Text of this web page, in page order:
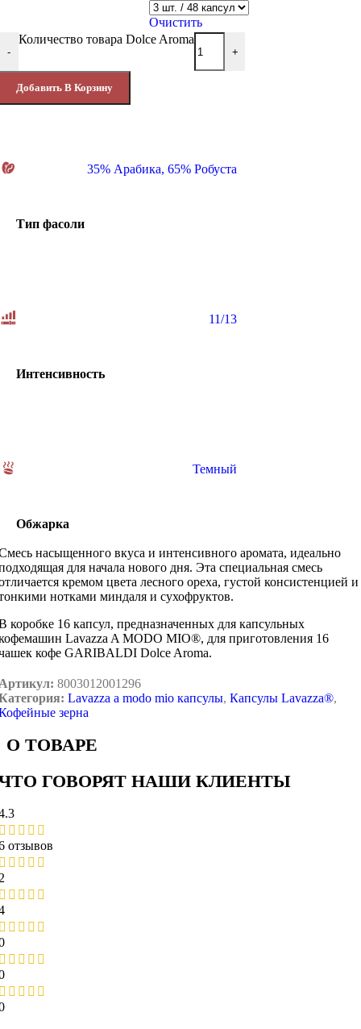
Очистить
-
Количество товара Dolce Aroma
+
Добавить В Корзину
Тип фасоли
35% Арабика, 65% Робуста
Интенсивность
11/13
Обжарка
Темный
насыщенного вкуса и интенсивного аромата, идеально
для начала нового дня. Эта специальная смесь
кремом цвета лесного ореха, густой консистенцией и
нотками миндаля и сухофруктов.
коробке 16 капсул, предназначенных для капсульных
Lavazza A MODO MIO®, для приготовления 16
кофе GARIBALDI Dolce Aroma.
8003012001296
Lavazza a modo mio капсулы, Капсулы Lavazza®,
зерна
О ТОВАРЕ
ГОВОРЯТ НАШИ КЛИЕНТЫ
отзывов